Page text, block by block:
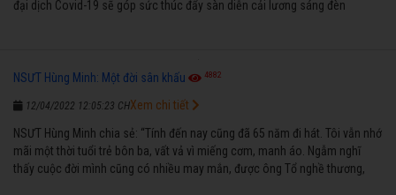
đại dịch Covid-19 sẽ góp sức thúc đẩy sàn diễn cải lương sáng đèn
NSƯT Hùng Minh: Một đời sân khấu 4882
12/04/2022 12:05:23 CH
NSƯT Hùng Minh chia sẻ: “Tính đến nay cũng đã 65 năm đi hát. Tôi vẫn nhớ
mãi một thời tuổi trẻ bôn ba, vất vả vì miếng cơm, manh áo. Ngẫm nghĩ
thấy cuộc đời mình cũng có nhiều may mắn, được ông Tổ nghề thương,
Xem chi tiết